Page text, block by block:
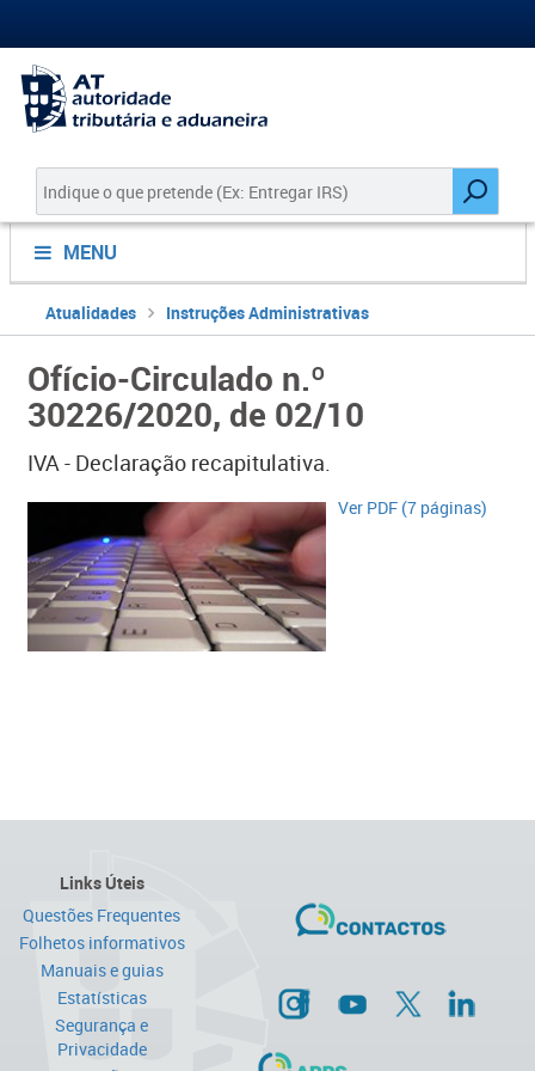
MENU
Atualidades Instruções Administrativas
Ofício-Circulado n.º
30226/2020, de 02/10
IVA - Declaração recapitulativa.
​​Ver PDF (7 páginas)​
Links Úteis
Questões Frequentes
Folhetos informativos
Manuais e guias
Estatísticas
Segurança e
Privacidade